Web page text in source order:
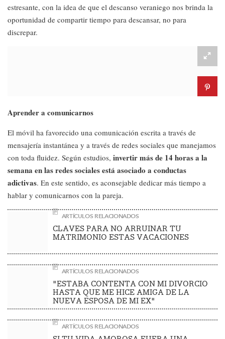
estresante, con la idea de que el descanso veraniego nos brinda la
oportunidad de compartir tiempo para descansar, no para
discrepar.
Aprender a comunicarnos
El móvil ha favorecido una comunicación escrita a través de
mensajería instantánea y a través de redes sociales que manejamos
con toda fluidez. Según estudios, invertir más de 14 horas a la
semana en las redes sociales está asociado a conductas
adictivas. En este sentido, es aconsejable dedicar más tiempo a
hablar y comunicarnos con la pareja.
ARTÍCULOS RELACIONADOS
CLAVES PARA NO ARRUINAR TU
MATRIMONIO ESTAS VACACIONES
ARTÍCULOS RELACIONADOS
"ESTABA CONTENTA CON MI DIVORCIO
HASTA QUE ME HICE AMIGA DE LA
NUEVA ESPOSA DE MI EX"
ARTÍCULOS RELACIONADOS